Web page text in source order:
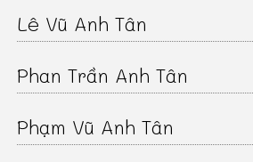
Lê Vũ Anh Tân
Phan Trần Anh Tân
Phạm Vũ Anh Tân